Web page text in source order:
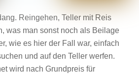
Reingehen, Teller mit Reis
was man sonst noch als Beilage
wie es hier der Fall war, einfach
und auf den Teller werfen.
wird nach Grundpreis für